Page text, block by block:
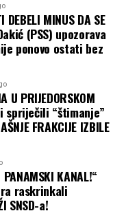
između ostalog,
diplomata, a sudska
koji se odnosi na djecu
okupacije.
administracija
užim pristupom.
ostalog, na određene
u kategoriju
druge specifične
DEBELI MINUS DA SE
(PSS) upozorava
ponovo ostati bez
U PRIJEDORSKOM
spriječili “štimanje”
FRAKCIJE IZBILE
PANAMSKI KANAL!“
raskrinkali
SNSD-a!